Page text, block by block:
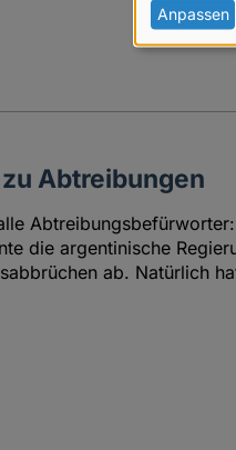
Abtreibungen
die argentinische
ab. Natürlich
Daten
Anpassen